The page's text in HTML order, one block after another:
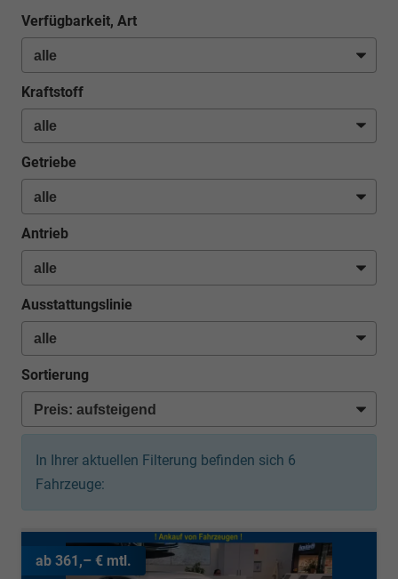
Verfügbarkeit, Art
Kraftstoff
Getriebe
Antrieb
Ausstattungslinie
Sortierung
In Ihrer aktuellen Filterung befinden sich 6
Fahrzeuge:
ab 361,– € mtl.